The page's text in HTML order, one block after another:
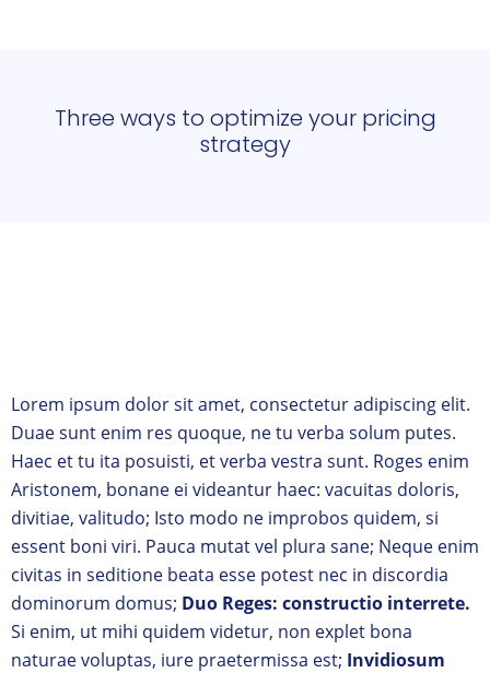
Three ways to optimize your pricing
strategy
Lorem ipsum dolor sit amet, consectetur adipiscing elit.
Duae sunt enim res quoque, ne tu verba solum putes.
Haec et tu ita posuisti, et verba vestra sunt. Roges enim
Aristonem, bonane ei videantur haec: vacuitas doloris,
divitiae, valitudo; Isto modo ne improbos quidem, si
essent boni viri. Pauca mutat vel plura sane; Neque enim
civitas in seditione beata esse potest nec in discordia
dominorum domus; Duo Reges: constructio interrete.
Si enim, ut mihi quidem videtur, non explet bona
naturae voluptas, iure praetermissa est; Invidiosum